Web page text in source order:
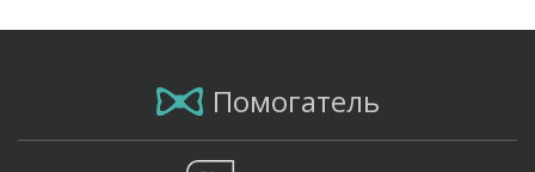
Помогатель